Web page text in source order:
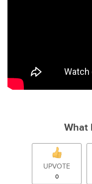
What
UPVOTE
0